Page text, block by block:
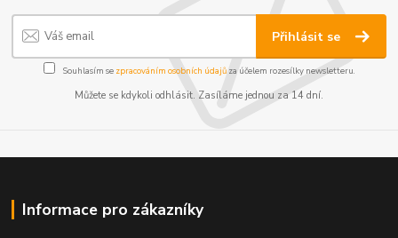
Přihlásit se
Souhlasím se zpracováním osobních údajůza účelem rozesílky newsletteru.
Můžete se kdykoli odhlásit. Zasíláme jednou za 14 dní.
Informace pro zákazníky